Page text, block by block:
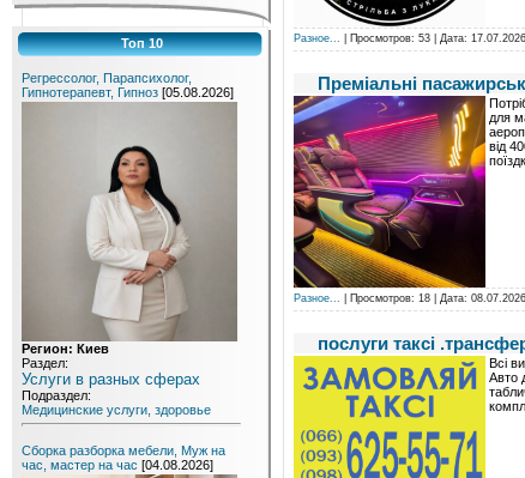
Топ 10
Регрессолог, Парапсихолог,
Гипнотерапевт, Гипноз [05.08.2026]
Регион: Киев
Раздел:
Услуги в разных сферах
Подраздел:
Медицинские услуги, здоровье
Сборка разборка мебели, Муж на
час, мастер на час [04.08.2026]
Разное... | Просмотров: 53 | Дата: 17.07.2026
Преміальні
для
від
Разное... | Просмотров: 18 | Дата: 08.07.2026
послуги таксі
Всі
Авто